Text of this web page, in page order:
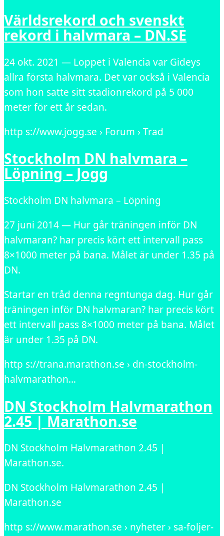
Världsrekord och svenskt
rekord i halvmara – DN.SE
24 okt. 2021 — Loppet i Valencia var Gideys
allra första halvmara. Det var också i Valencia
som hon satte sitt stadionrekord på 5 000
meter för ett år sedan.
http s://www.jogg.se › Forum › Trad
Stockholm DN halvmara –
Löpning – Jogg
Stockholm DN halvmara – Löpning
27 juni 2014 — Hur går träningen inför DN
halvmaran? har precis kört ett intervall pass
8×1000 meter på bana. Målet är under 1.35 på
DN.
Startar en tråd denna regntunga dag. Hur går
träningen inför DN halvmaran? har precis kört
ett intervall pass 8×1000 meter på bana. Målet
är under 1.35 på DN.
http s://trana.marathon.se › dn-stockholm-
halvmarathon…
DN Stockholm Halvmarathon
2.45 | Marathon.se
DN Stockholm Halvmarathon 2.45 |
Marathon.se.
DN Stockholm Halvmarathon 2.45 |
Marathon.se
http s://www.marathon.se › nyheter › sa-foljer-